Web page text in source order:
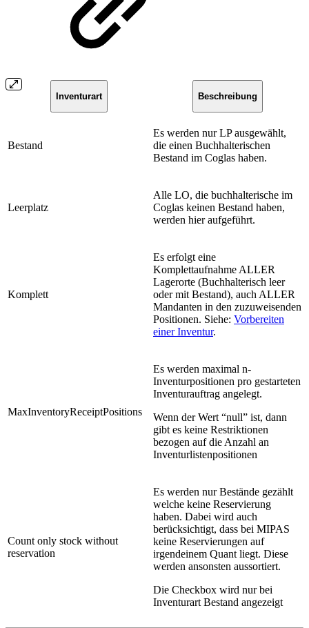
Inventurart Beschreibung
Bestand
Es werden nur LP ausgewählt,
die einen Buchhalterischen
Bestand im Coglas haben.
Leerplatz
Alle LO, die buchhalterische im
Coglas keinen Bestand haben,
werden hier aufgeführt.
Komplett
Es erfolgt eine
Komplettaufnahme ALLER
Lagerorte (Buchhalterisch leer
oder mit Bestand), auch ALLER
Mandanten in den zuzuweisenden
Positionen. Siehe: Vorbereiten
einer Inventur.
MaxInventoryReceiptPositions
Es werden maximal n-
Inventurpositionen pro gestarteten
Inventurauftrag angelegt.
Wenn der Wert “null” ist, dann
gibt es keine Restriktionen
bezogen auf die Anzahl an
Inventurlistenpositionen
Count only stock without
reservation
Es werden nur Bestände gezählt
welche keine Reservierung
haben. Dabei wird auch
berücksichtigt, dass bei MIPAS
keine Reservierungen auf
irgendeinem Quant liegt. Diese
werden ansonsten aussortiert.
Die Checkbox wird nur bei
Inventurart Bestand angezeigt